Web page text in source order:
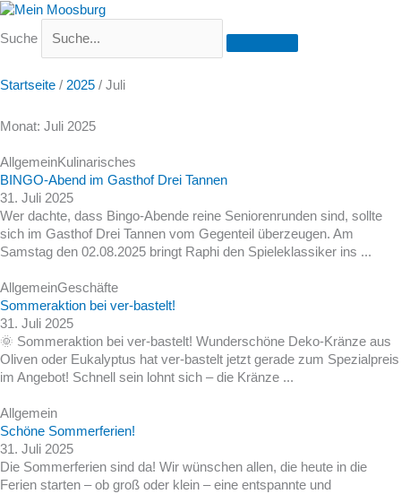
Suche
Startseite / 2025 / Juli
Monat: Juli 2025
AllgemeinKulinarisches
BINGO-Abend im Gasthof Drei Tannen
31. Juli 2025
Wer dachte, dass Bingo-Abende reine Seniorenrunden sind, sollte
sich im Gasthof Drei Tannen vom Gegenteil überzeugen. Am
Samstag den 02.08.2025 bringt Raphi den Spieleklassiker ins ...
AllgemeinGeschäfte
Sommeraktion bei ver-bastelt!
31. Juli 2025
🌞 Sommeraktion bei ver-bastelt! Wunderschöne Deko-Kränze aus
Oliven oder Eukalyptus hat ver-bastelt jetzt gerade zum Spezialpreis
im Angebot! Schnell sein lohnt sich – die Kränze ...
Allgemein
Schöne Sommerferien!
31. Juli 2025
Die Sommerferien sind da! Wir wünschen allen, die heute in die
Ferien starten – ob groß oder klein – eine entspannte und